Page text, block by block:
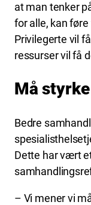
at man tenker
for alle, kan
Privilegerte vil
ressurser vil få
Må
Bedre
Dette har vært
– Vi mener vi